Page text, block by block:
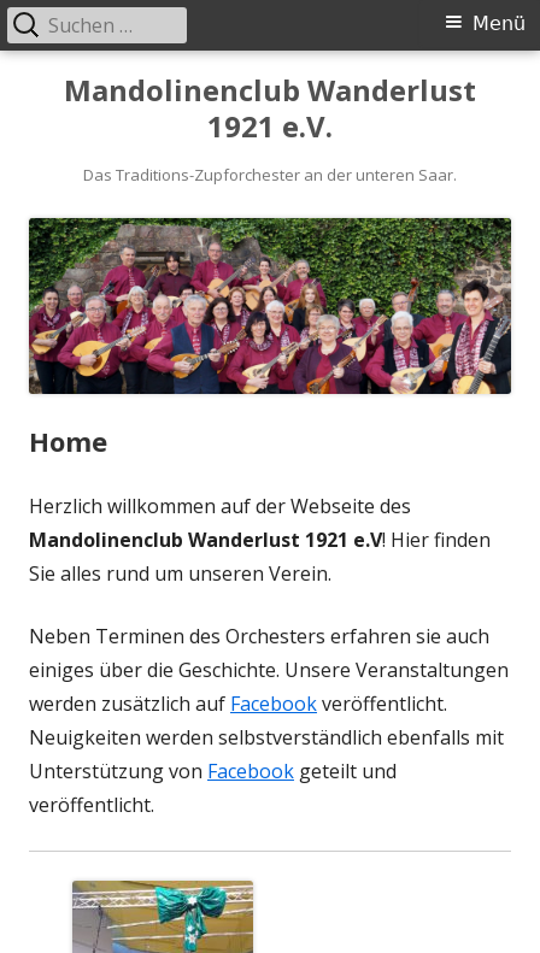
Mandolinenclub Wanderlust
1921 e.V.
Das Traditions-Zupforchester an der unteren Saar.
Primäres
Menü
Menü
Suchen
nach:
Home
Herzlich willkommen auf der Webseite des
Mandolinenclub Wanderlust 1921 e.V! Hier finden
Sie alles rund um unseren Verein.
Neben Terminen des Orchesters erfahren sie auch
einiges über die Geschichte. Unsere Veranstaltungen
werden zusätzlich auf Facebookveröffentlicht.
Neuigkeiten werden selbstverständlich ebenfalls mit
Unterstützung von Facebook geteilt und
veröffentlicht.